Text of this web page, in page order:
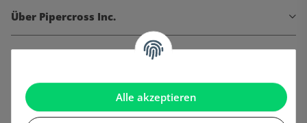
Alle akzeptieren
Über Pipercross Inc.
Informationen
Gesetzliche Informationen